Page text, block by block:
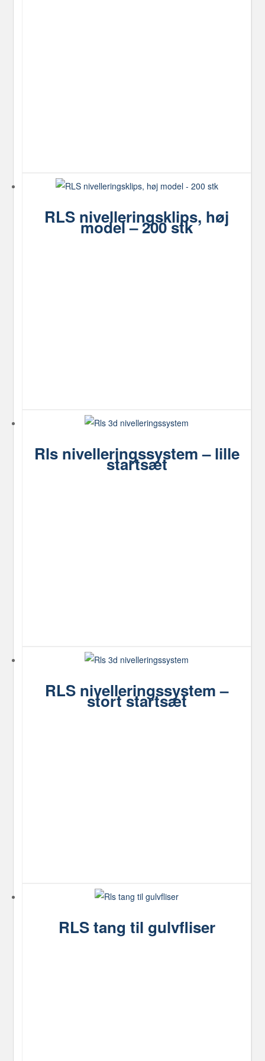
RLS nivelleringsklips, høj
model – 200 stk
Rls nivelleringssystem – lille
startsæt
RLS nivelleringssystem –
stort startsæt
RLS tang til gulvfliser